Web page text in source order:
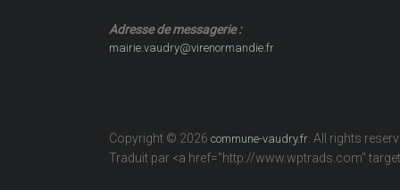
Adresse de messagerie :
mairie.vaudry@virenormandie.fr
Copyright © 2026 commune-vaudry.fr . All rights
Traduit par <a href="http://www.wptrads.com"